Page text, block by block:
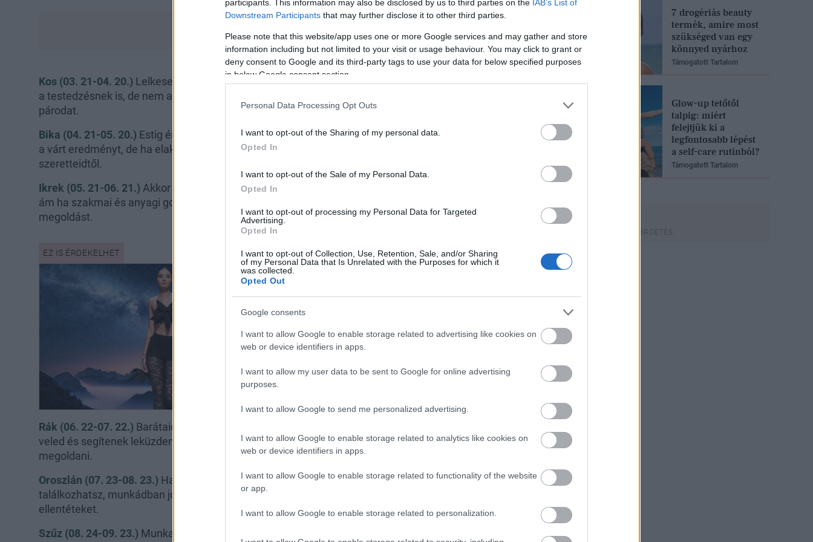
participants. This information may also be disclosed by us to third parties on the IAB’s List of
Downstream Participants that may further disclose it to other third parties.
Please note that this website/app uses one or more Google services and may gather and store
information including but not limited to your visit or usage behaviour. You may click to grant or
deny consent to Google and its third-party tags to use your data for below specified purposes
in below Google consent section.
Personal Data Processing Opt Outs
I want to opt-out of the Sharing of my personal data.
Opted In
I want to opt-out of the Sale of my Personal Data.
Opted In
I want to opt-out of processing my Personal Data for Targeted
Advertising.
Opted In
I want to opt-out of Collection, Use, Retention, Sale, and/or Sharing
of my Personal Data that Is Unrelated with the Purposes for which it
was collected.
Opted Out
Google consents
I want to allow Google to enable storage related to advertising like cookies on
web or device identifiers in apps.
I want to allow my user data to be sent to Google for online advertising
purposes.
I want to allow Google to send me personalized advertising.
I want to allow Google to enable storage related to analytics like cookies on
web or device identifiers in apps.
I want to allow Google to enable storage related to functionality of the website
or app.
I want to allow Google to enable storage related to personalization.
Kos (03. 21-04. 20.) Lelkesedésedben kiállsz amellett, amiben hiszel, a mai nap kedvez
a testedzésnek is, de nem a költekezés az, amivel fel tudnád dobni magad és a
párodat.
Bika (04. 21-05. 20.) Estig érhet egy kis csalódás, ha kemény munkád nem hozza meg
a várt eredményt, de ha elakadtál egy helyzetben, kérj segítséget barátaidtól és
szeretteidtől.
Ikrek (05. 21-06. 21.) Akkor jutsz előre az életben, ha rámenős barátokkal szövetkezel,
ám ha szakmai és anyagi gondok járnak a fejedben, találnod kell néhány működőképes
megoldást.
Heti horoszkóp: Végre
jobbra fordulnak a
dolgok - március 20-
Rák (06. 22-07. 22.) Barátaid és a párod is biztonságot jelentenek számodra, törődnek
veled és segítenek leküzdeni azokat a nehézségeket is, amelyeket egyedül nem tudsz
megoldani.
Oroszlán (07. 23-08. 23.) Ha szingli vagy, egy izgalmas utazáson igazi alfahímmel
találkozhatsz, munkádban jó lehetőséget kapsz, de meg kell oldanod a személyi
ellentéteket.
Szűz (08. 24-09. 23.) Munkahelyeden váratlan bónuszt kaphatsz, este viszont, ha
7 drogériás beauty
termék, amire most
szükséged van egy
könnyed nyárhoz
Támogatott Tartalom
Glow-up tetőtől
talpig: miért
felejtjük ki a
legfontosabb lépést
a self-care rutinból?
Támogatott Tartalom